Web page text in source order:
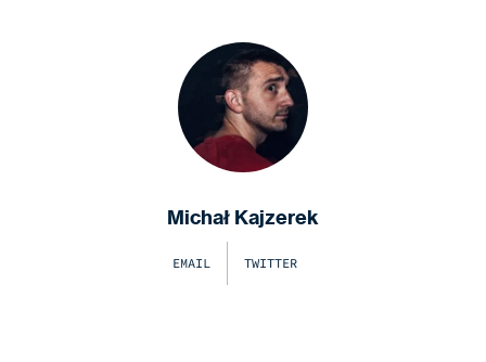
Michał Kajzerek
EMAIL TWITTER